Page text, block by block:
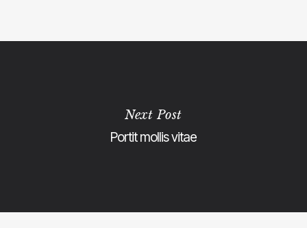
Next Post
Portit mollis vitae